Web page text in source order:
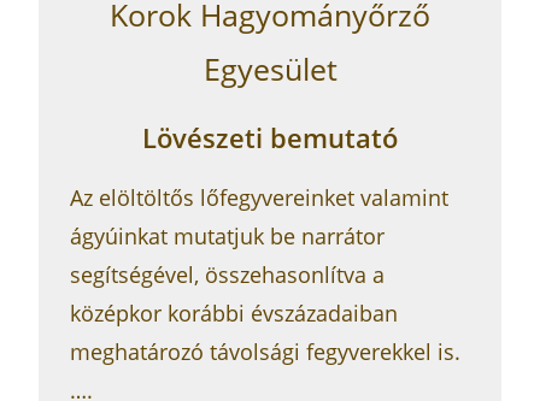
Lövészeti bemutató
Az elöltöltős lőfegyvereinket valamint
ágyúinkat mutatjuk be narrátor
segítségével, összehasonlítva a
középkor korábbi évszázadaiban
meghatározó távolsági fegyverekkel is.
….